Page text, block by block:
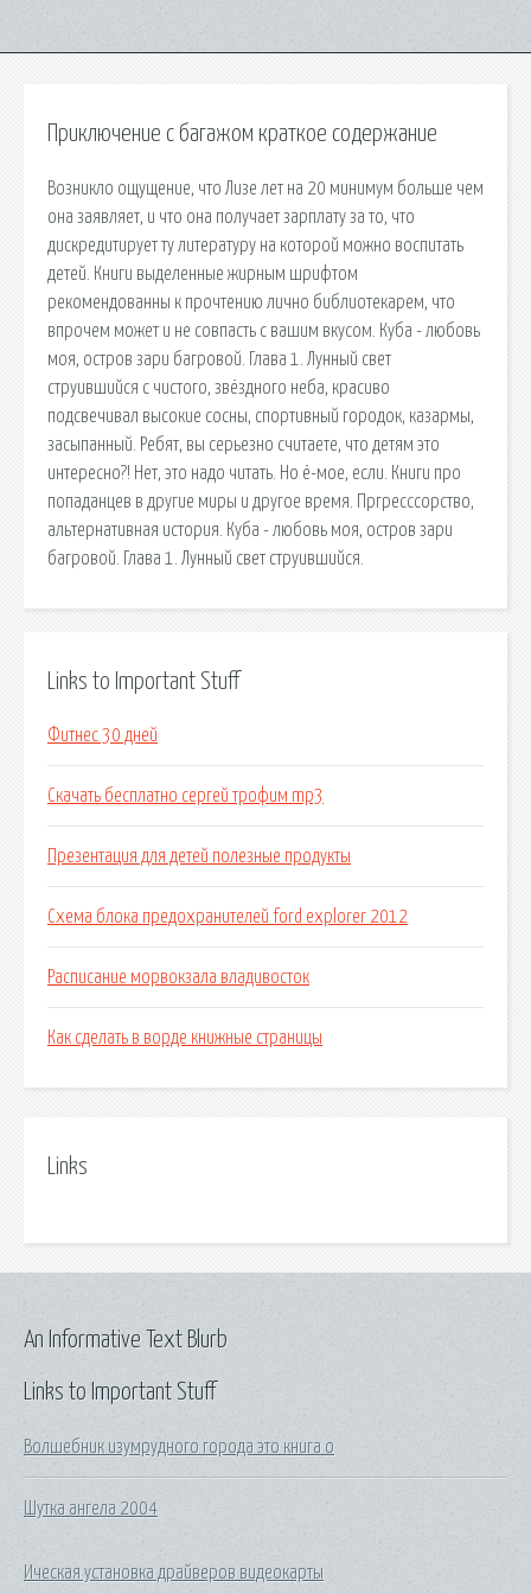
Приключение с багажом краткое содержание
Возникло ощущение, что Лизе лет на 20 минимум больше чем
она заявляет, и что она получает зарплату за то, что
дискредитирует ту литературу на которой можно воспитать
детей. Книги выделенные жирным шрифтом
рекомендованны к прочтению лично библиотекарем, что
впрочем может и не совпасть с вашим вкусом. Куба - любовь
моя, остров зари багровой. Глава 1. Лунный свет
струившийся с чистого, звёздного неба, красиво
подсвечивал высокие сосны, спортивный городок, казармы,
засыпанный. Ребят, вы серьезно считаете, что детям это
интересно?! Нет, это надо читать. Но ё-мое, если. Книги про
попаданцев в другие миры и другое время. Пргресссорство,
альтернативная история. Куба - любовь моя, остров зари
багровой. Глава 1. Лунный свет струившийся.
Links to Important Stuff
Фитнес 30 дней
Скачать бесплатно сергей трофим mp3
Презентация для детей полезные продукты
Схема блока предохранителей ford explorer 2012
Расписание морвокзала владивосток
Как сделать в ворде книжные страницы
Links
Links to Important Stuff
Волшебник изумрудного города это книга о
Шутка ангела 2004
Ическая установка драйверов видеокарты
An Informative Text Blurb